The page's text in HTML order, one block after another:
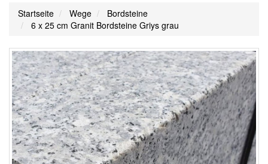
Startseite Wege
Bordsteine
6 x 25 cm Granit Bordsteine Griys grau